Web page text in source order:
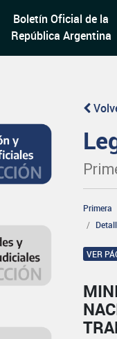
Boletín Oficial de la
República Argentina
Primera
VER